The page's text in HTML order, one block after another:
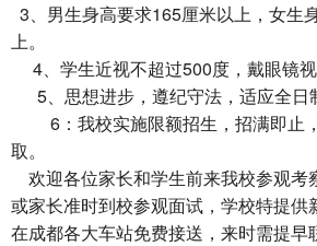
3、男生身高要求165厘米以上，女生
上。
4、学生近视不超过500度，戴眼镜视
5、思想进步，遵纪守法，适应全日
6：我校实施限额招生，招满即止
取。
欢迎各位家长和学生前来我校参观考
或家长准时到校参观面试，学校特提供
在成都各大车站免费接送，来时需提早